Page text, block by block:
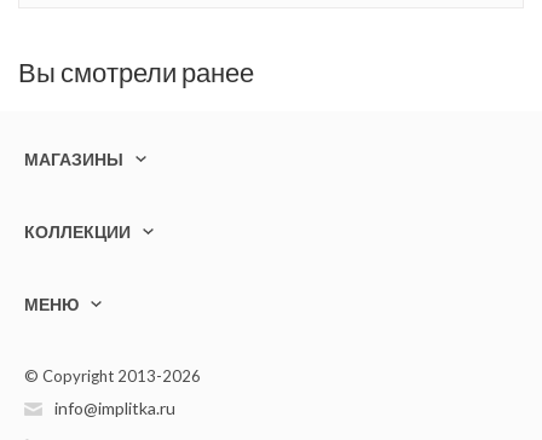
Вы смотрели ранее
МАГАЗИНЫ
КОЛЛЕКЦИИ
МЕНЮ
© Copyright 2013-2026
info@implitka.ru